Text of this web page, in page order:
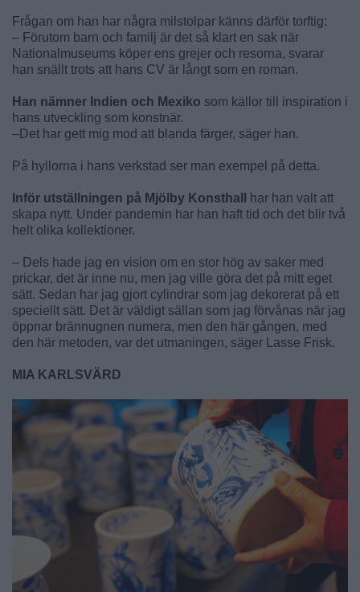
Frågan om han har några milstolpar känns därför torftig:
– Förutom barn och familj är det så klart en sak när
Nationalmuseums köper ens grejer och resorna, svarar
han snällt trots att hans CV är långt som en roman.
Han nämner Indien och Mexiko som källor till inspiration i
hans utveckling som konstnär.
–Det har gett mig mod att blanda färger, säger han.
På hyllorna i hans verkstad ser man exempel på detta.
Inför utställningen på Mjölby Konsthall
har han valt att
skapa nytt. Under pandemin har han haft tid och det blir två
helt olika kollektioner.
– Dels hade jag en vision om en stor hög av saker med
prickar, det är inne nu, men jag ville göra det på mitt eget
sätt. Sedan har jag gjort cylindrar som jag dekorerat på ett
speciellt sätt. Det är väldigt sällan som jag förvånas när jag
öppnar brännugnen numera, men den här gången, med
den här metoden, var det utmaningen, säger Lasse Frisk.
MIA KARLSVÄRD